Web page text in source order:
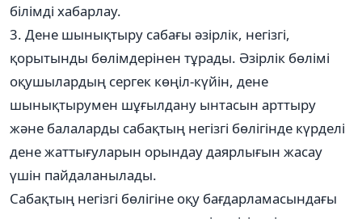
білімді хабарлау.
3. Дене шынықтыру сабағы әзірлік, негізгі,
қорытынды бөлімдерінен тұрады. Әзірлік бөлімі
оқушылардың сергек көңіл-күйін, дене
шынықтырумен шұғылдану ынтасын арттыру
және балаларды сабақтың негізгі бөлігінде күрделі
дене жаттығуларын орындау даярлығын жасау
үшін пайдаланылады.
Сабақтың негізгі бөлігіне оқу бағдарламасындағы